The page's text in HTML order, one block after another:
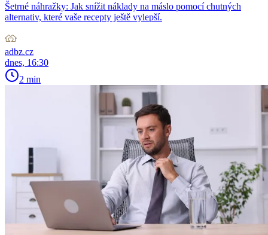
Šetrné náhražky: Jak snížit náklady na máslo pomocí chutných
alternativ, které vaše recepty ještě vylepší.
adbz.cz
dnes, 16:30
2 min